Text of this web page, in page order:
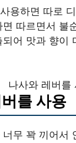
용하면 따로
따르면서 불
어 맛과 향이
나사와 레버를
를 사용
무 꽉 끼어서